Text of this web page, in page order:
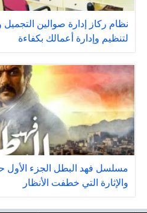
نظام ركاز إدارة صوالين التجميل
لتنظيم وإدارة أعمالك بكفاءة
مسلسل فهد البطل الجزء الأول
والإثارة التي خطفت الأنظار